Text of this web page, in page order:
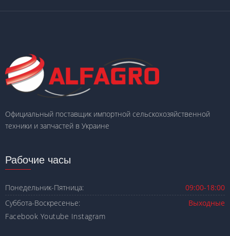
Официальный поставщик импортной сельскохозяйственной
техники и запчастей в Украине
Рабочие часы
Понедельник-Пятница:
09:00-18:00
Суббота-Воскресенье:
Выходные
Facebook Youtube Instagram